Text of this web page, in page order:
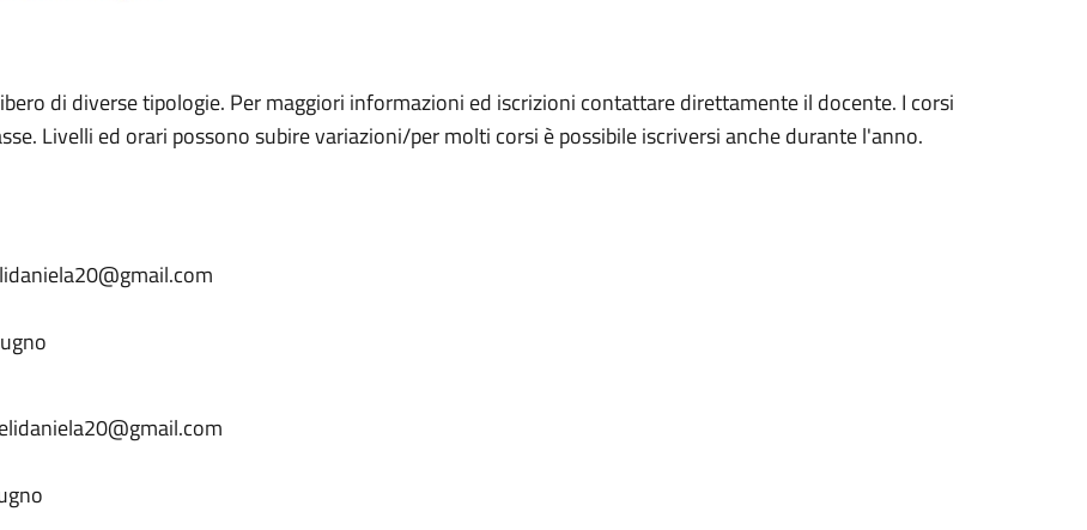
di diverse tipologie. Per maggiori informazioni ed iscrizioni contattare direttamente il docente. I corsi
Livelli ed orari possono subire variazioni/per molti corsi è possibile iscriversi anche durante l'anno.